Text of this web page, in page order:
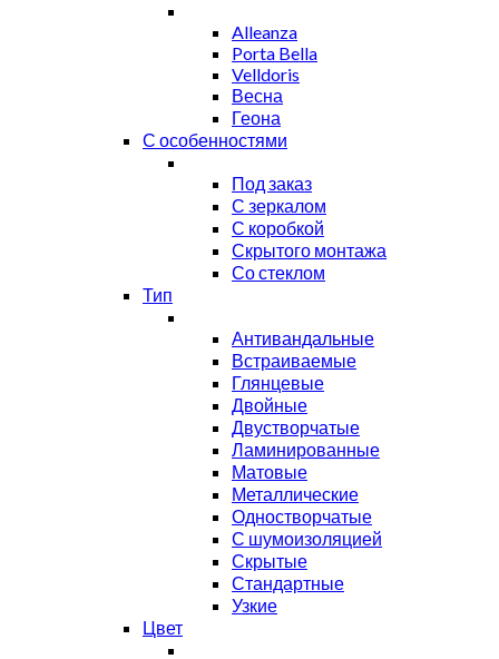
Alleanza
Porta Bella
Velldoris
Весна
Геона
С особенностями
Под заказ
С зеркалом
С коробкой
Скрытого монтажа
Со стеклом
Тип
Антивандальные
Встраиваемые
Глянцевые
Двойные
Двустворчатые
Ламинированные
Матовые
Металлические
Одностворчатые
С шумоизоляцией
Скрытые
Стандартные
Узкие
Цвет